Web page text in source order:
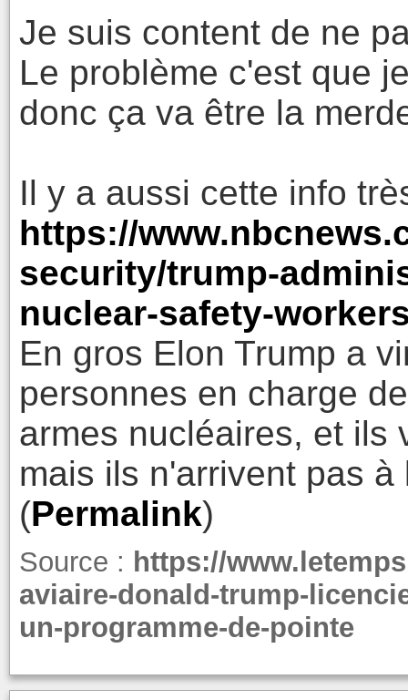
Je suis content de ne
Le problème c'est que
donc ça va être la
Il y a aussi cette info
https://
security/trump-
nuclear-safety-
En gros Elon Trump a
personnes en charge
armes nucléaires, et ils
mais ils n'arrivent pas à
(Permalink)
Source : https://
aviaire-donald-trump-
un-programme-de-pointe